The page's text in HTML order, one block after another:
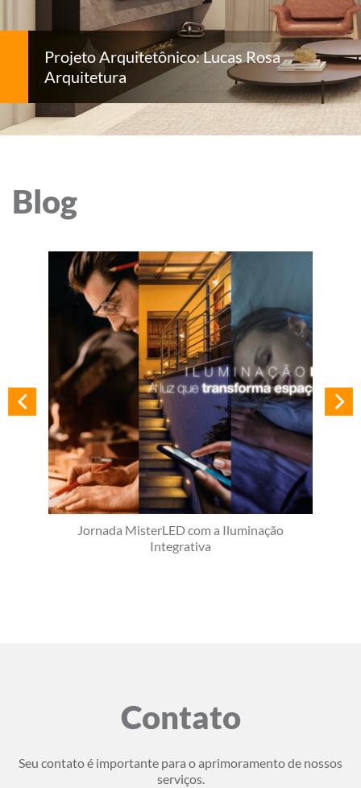
Projeto Arquitetônico: Lucas Rosa
Arquitetura
Blog
Jornada MisterLED com a Iluminação
Integrativa
Contato
Seu contato é importante para o aprimoramento de nossos
serviços.